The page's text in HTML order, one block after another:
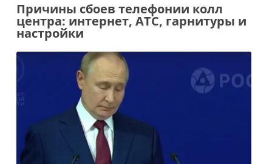
Причины сбоев телефонии колл
центра: интернет, АТС, гарнитуры и
настройки